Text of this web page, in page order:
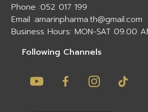
Phone :052 017 199
Email :amarinpharma.th@gmail.com
Business Hours: MON-SAT 09.00
Following Channels